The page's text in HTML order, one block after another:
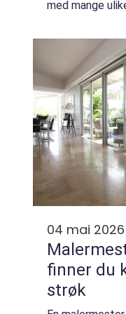
med mange
møbelsnekker
04 mai 2026
finner du
strøk